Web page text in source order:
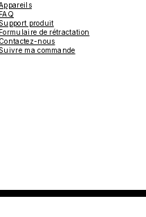
FAQ
Support produit
Formulaire de rétractation
Contactez-nous
Suivre ma commande